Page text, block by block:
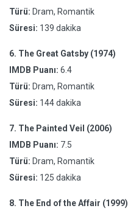
Türü: Dram, Romantik
Süresi: 139 dakika
6. The Great Gatsby (1974)
IMDB Puanı: 6.4
Türü: Dram, Romantik
Süresi: 144 dakika
7. The Painted Veil (2006)
IMDB Puanı: 7.5
Türü: Dram, Romantik
Süresi: 125 dakika
8. The End of the Affair (1999)